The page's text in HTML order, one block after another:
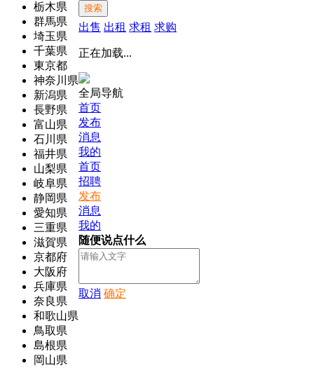
栃木県
群馬県
埼玉県
千葉県
東京都
神奈川県
新潟県
長野県
富山県
石川県
福井県
山梨県
岐阜県
静岡県
愛知県
三重県
滋賀県
京都府
大阪府
兵庫県
奈良県
和歌山県
鳥取県
島根県
岡山県
搜索
出售 出租 求租 求购
正在加载...
全局导航
首页
发布
消息
我的
首页
招聘
发布
消息
我的
随便说点什么
取消 确定